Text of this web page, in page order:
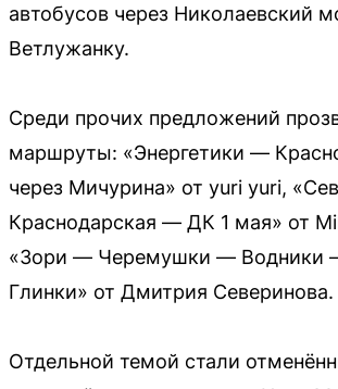
автобусов через Николаевский
Ветлужанку.
Среди прочих предложений
маршруты: «Энергетики —
через Мичурина» от yuri yuri,
Краснодарская — ДК 1 мая» от
«Зори — Черемушки —
Глинки» от Дмитрия Северинова.
Отдельной темой стали